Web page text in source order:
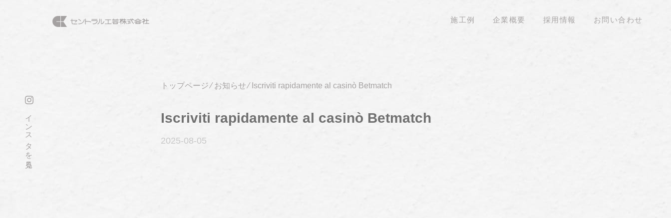
施工例 企業概要 採用情報 お問い合わせ
インスタを見る
トップページ⁄ お知らせ⁄ Iscriviti rapidamente al casinò Betmatch
Iscriviti rapidamente al casinò Betmatch
2025-08-05